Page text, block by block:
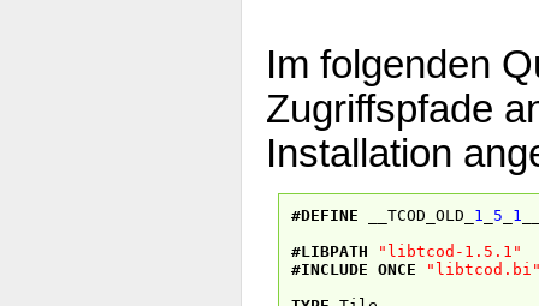
Im folgenden
Zugriffspfade
Installation
#DEFINE __TCOD_OLD_ 1 5 1
#LIBPATH
"libtcod-1.5.1"
#INCLUDE ONCE